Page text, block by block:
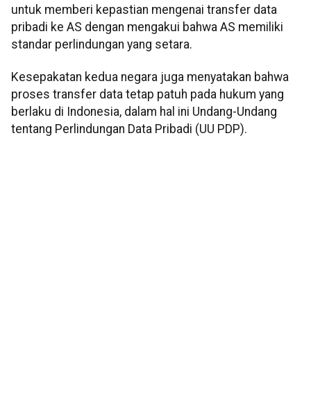
untuk memberi kepastian mengenai transfer data
pribadi ke AS dengan mengakui bahwa AS memiliki
standar perlindungan yang setara.
Kesepakatan kedua negara juga menyatakan bahwa
proses transfer data tetap patuh pada hukum yang
berlaku di Indonesia, dalam hal ini Undang-Undang
tentang Perlindungan Data Pribadi (UU PDP).